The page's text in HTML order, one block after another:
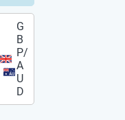
G
B
P/
A
U
D